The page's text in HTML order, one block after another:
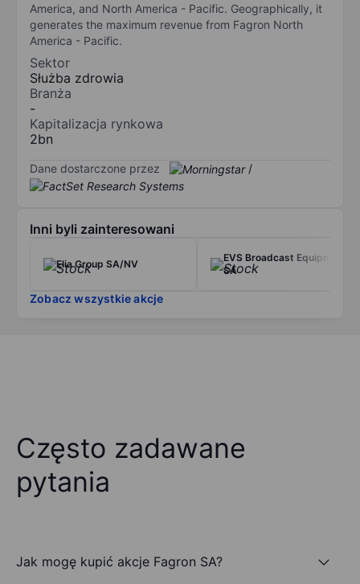
America, and North America - Pacific. Geographically, it
generates the maximum revenue from Fagron North
America - Pacific.
Sektor
Służba zdrowia
Branża
-
Kapitalizacja rynkowa
2bn
Dane dostarczone przez /
Inni byli zainteresowani
Elia Group SA/NV
EVS Broadcast Equipment
SA
Zobacz wszystkie akcje
Często zadawane
pytania
Jak mogę kupić akcje Fagron SA?